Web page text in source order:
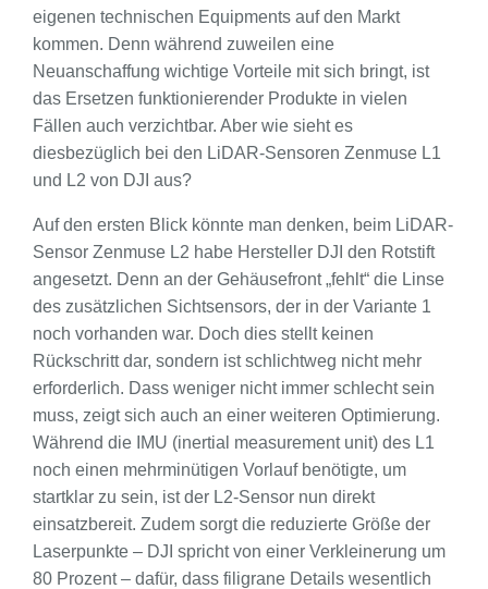
eigenen technischen Equipments auf den Markt
kommen. Denn während zuweilen eine
Neuanschaffung wichtige Vorteile mit sich bringt, ist
das Ersetzen funktionierender Produkte in vielen
Fällen auch verzichtbar. Aber wie sieht es
diesbezüglich bei den LiDAR-Sensoren Zenmuse L1
und L2 von DJI aus?
Auf den ersten Blick könnte man denken, beim LiDAR-
Sensor Zenmuse L2 habe Hersteller DJI den Rotstift
angesetzt. Denn an der Gehäusefront „fehlt“ die Linse
des zusätzlichen Sichtsensors, der in der Variante 1
noch vorhanden war. Doch dies stellt keinen
Rückschritt dar, sondern ist schlichtweg nicht mehr
erforderlich. Dass weniger nicht immer schlecht sein
muss, zeigt sich auch an einer weiteren Optimierung.
Während die IMU (inertial measurement unit) des L1
noch einen mehrminütigen Vorlauf benötigte, um
startklar zu sein, ist der L2-Sensor nun direkt
einsatzbereit. Zudem sorgt die reduzierte Größe der
Laserpunkte – DJI spricht von einer Verkleinerung um
80 Prozent – dafür, dass filigrane Details wesentlich